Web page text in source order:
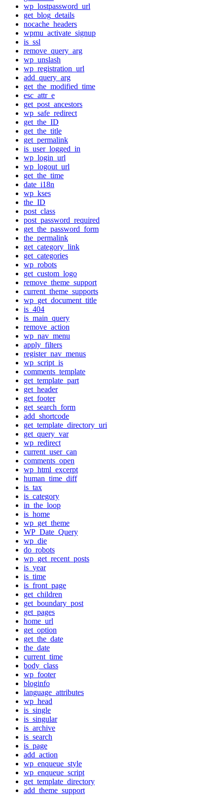
wp_lostpassword_url
get_blog_details
nocache_headers
wpmu_activate_signup
is_ssl
remove_query_arg
wp_unslash
wp_registration_url
add_query_arg
get_the_modified_time
esc_attr_e
get_post_ancestors
wp_safe_redirect
get_the_ID
get_the_title
get_permalink
is_user_logged_in
wp_login_url
wp_logout_url
get_the_time
date_i18n
wp_kses
the_ID
post_class
post_password_required
get_the_password_form
the_permalink
get_category_link
get_categories
wp_robots
get_custom_logo
remove_theme_support
current_theme_supports
wp_get_document_title
is_404
is_main_query
remove_action
wp_nav_menu
apply_filters
register_nav_menus
wp_script_is
comments_template
get_template_part
get_header
get_footer
get_search_form
add_shortcode
get_template_directory_uri
get_query_var
wp_redirect
current_user_can
comments_open
wp_html_excerpt
human_time_diff
is_tax
is_category
in_the_loop
is_home
wp_get_theme
WP_Date_Query
wp_die
do_robots
wp_get_recent_posts
is_year
is_time
is_front_page
get_children
get_boundary_post
get_pages
home_url
get_option
get_the_date
the_date
current_time
body_class
wp_footer
bloginfo
language_attributes
wp_head
is_single
is_singular
is_archive
is_search
is_page
add_action
wp_enqueue_style
wp_enqueue_script
get_template_directory
add_theme_support